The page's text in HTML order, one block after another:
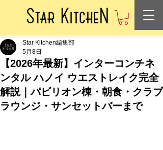
【2026年最新】インターコンチネ
ンタル ハノイ ウエストレイク完全
解説｜パビリオン棟・朝食・クラブ
ラウンジ・サンセットバーまで
Star Kitchen編集部
5月8日